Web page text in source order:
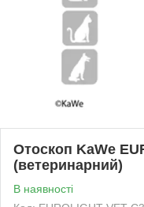
Отоскоп KaWe
(ветеринарний)
В наявності